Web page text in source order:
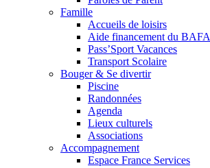
Famille
Accueils de loisirs
Aide financement du BAFA
Pass’Sport Vacances
Transport Scolaire
Bouger & Se divertir
Piscine
Randonnées
Agenda
Lieux culturels
Associations
Accompagnement
Espace France Services